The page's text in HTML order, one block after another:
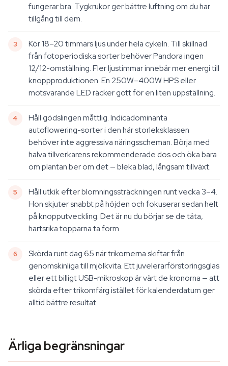
fungerar bra. Tygkrukor ger bättre luftning om du har
tillgång till dem.
Kör 18–20 timmars ljus under hela cykeln. Till skillnad
från fotoperiodiska sorter behöver Pandora ingen
12/12-omställning. Fler ljustimmar innebär mer energi till
knoppproduktionen. En 250W–400W HPS eller
motsvarande LED räcker gott för en liten uppställning.
Håll gödslingen måttlig. Indicadominanta
autoflowering-sorter i den här storleksklassen
behöver inte aggressiva näringsscheman. Börja med
halva tillverkarens rekommenderade dos och öka bara
om plantan ber om det — bleka blad, långsam tillväxt.
Håll utkik efter blomningssträckningen runt vecka 3–4.
Hon skjuter snabbt på höjden och fokuserar sedan helt
på knopputveckling. Det är nu du börjar se de täta,
hartsrika topparna ta form.
Skörda runt dag 65 när trikomerna skiftar från
genomskinliga till mjölkvita. Ett juvelerarförstoringsglas
eller ett billigt USB-mikroskop är värt de kronorna — att
skörda efter trikomfärg istället för kalenderdatum ger
alltid bättre resultat.
Ärliga begränsningar